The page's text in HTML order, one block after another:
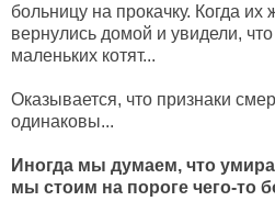
больницу на прокачку. Когда
вернулись домой и увидели,
маленьких котят...
Оказывается, что признаки
одинаковы...
Иногда мы думаем, что
мы стоим на пороге чего-то